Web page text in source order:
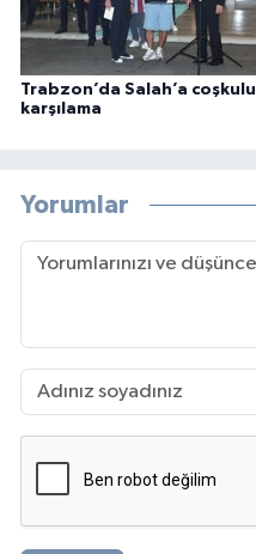
Trabzon’da Salah’a coşkulu
karşılama
Yorumlar